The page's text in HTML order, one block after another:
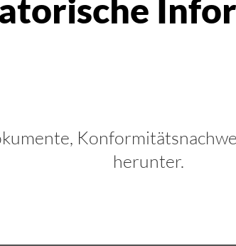
herunter.